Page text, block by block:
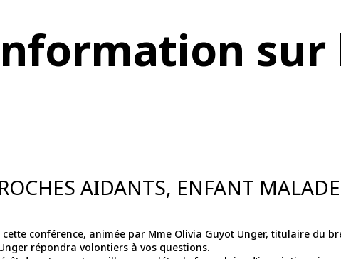
AIDANTS, ENFANT
conférence, animée par Mme Olivia Guyot Unger, titulaire du
répondra volontiers à vos questions.